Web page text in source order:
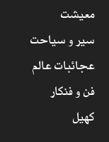
معیشت
سیر و سیاحت
عجائبات عالم
فن و فنکار
کھیل